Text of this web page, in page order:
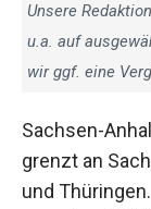
Unsere
u.a. auf
wir ggf. eine
Sachsen-
grenzt an
und